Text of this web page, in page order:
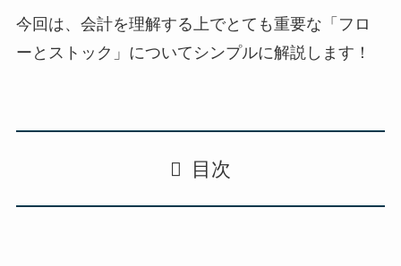
今回は、会計を理解する上でとても重要な 「フロ
ーとストック」 についてシンプルに解説します！
目次